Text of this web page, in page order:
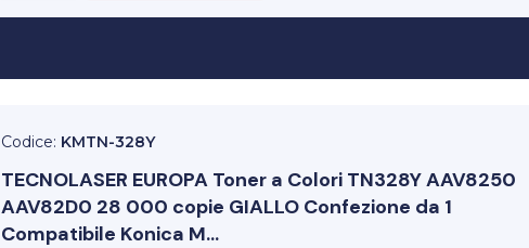
Codice: KMTN-328Y
TECNOLASER EUROPA Toner a Colori TN328Y AAV8250
AAV82D0 28 000 copie GIALLO Confezione da 1
Compatibile Konica M...